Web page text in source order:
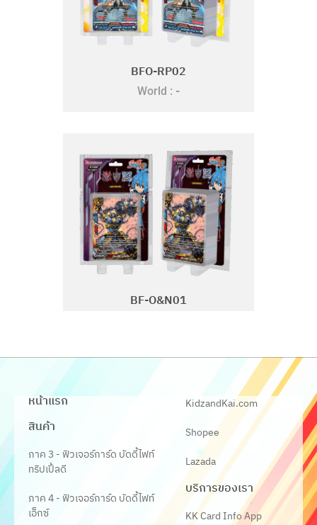
BFO-RP02
World : -
BF-O&N01
หน้าแรก
สินค้า
ภาค 3 - ฟิวเจอร์การ์ด บัดดี้ไฟท์
ทริปเปิ้ลดี
ภาค 4 - ฟิวเจอร์การ์ด บัดดี้ไฟท์
เอ็กซ์
KidzandKai.com
Shopee
Lazada
บริการของเรา
KK Card Info App